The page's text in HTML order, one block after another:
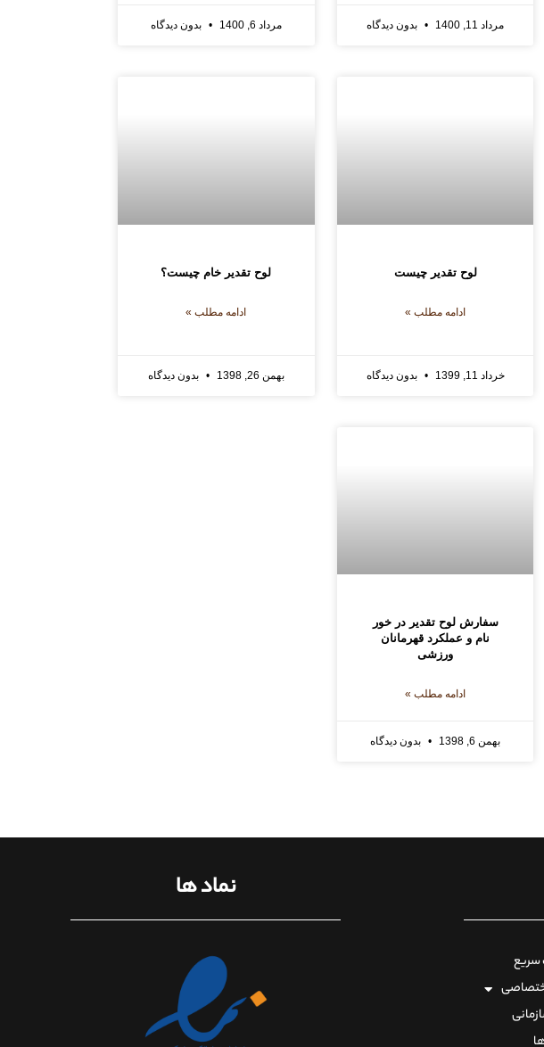
مرداد 11, 1400 بدون دیدگاه مرداد 6, 1400 بدون دیدگاه
لوح تقدیر چیست
ادامه مطلب »
خرداد 11, 1399 بدون دیدگاه
لوح تقدیر خام چیست؟
ادامه مطلب »
بهمن 26, 1398 بدون دیدگاه
سفارش لوح تقدیر در خور
نام و عملکرد قهرمانان
ورزشی
ادامه مطلب »
بهمن 6, 1398 بدون دیدگاه
نماد ها